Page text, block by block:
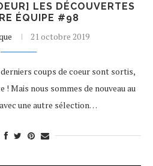
LES DÉCOUVERTES
ÉQUIPE #98
21 octobre 2019
derniers coups de coeur sont sortis,
Mais nous sommes de nouveau au
une autre sélection…